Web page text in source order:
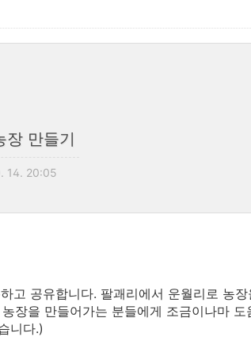
장 만들기
14. 20:05
고 공유합니다. 팔괘리에서 운월리로 농
장을 만들어가는 분들에게 조금이나마 도
니다.)